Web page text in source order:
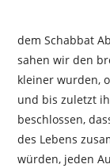
dem Schabbat
sahen wir den
kleiner wurden,
und bis zuletzt
beschlossen,
des Lebens
würden, jeden